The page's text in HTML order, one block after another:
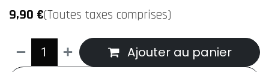
9,90 €(Toutes taxes comprises)
Ajouter au panier